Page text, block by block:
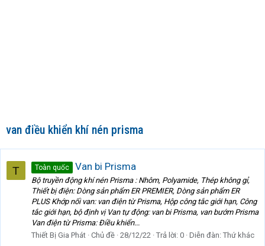
van điều khiển khí nén prisma
T Toàn quốc Van bi Prisma
Bộ truyền động khí nén Prisma : Nhôm, Polyamide, Thép không gỉ,
Thiết bị điện: Dòng sản phẩm ER PREMIER, Dòng sản phẩm ER
PLUS Khớp nối van: van điện từ Prisma, Hộp công tắc giới hạn, Công
tắc giới hạn, bộ định vị Van tự động: van bi Prisma, van bướm Prisma
Van điện từ Prisma: Điều khiển...
Thiết Bị Gia Phát Chủ đề 28/12/22 Trả lời: 0 Diễn đàn: Thứ khác